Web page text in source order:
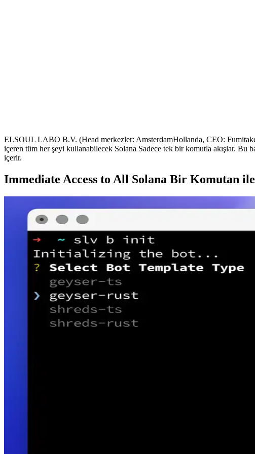
ELSOUL LABO B.V. (Head merkezler: AmsterdamHollanda, CEO:
içeren tüm her şeyi kullanabilecek Solana Sadece tek bir komutla akışlar. Bu
içerir.
Immediate Access to All Solana Bir Komutan